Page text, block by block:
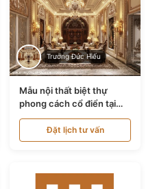
Trương Đức Hiếu
Mẫu nội thất biệt thự
phong cách cổ điển tại
Bình Dương NT24532
Đặt lịch tư vấn